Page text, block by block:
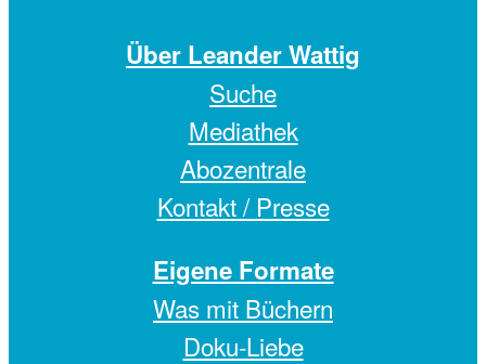
Über Leander Wattig
Suche
Mediathek
Abozentrale
Kontakt / Presse
Eigene Formate
Was mit Büchern
Doku-Liebe